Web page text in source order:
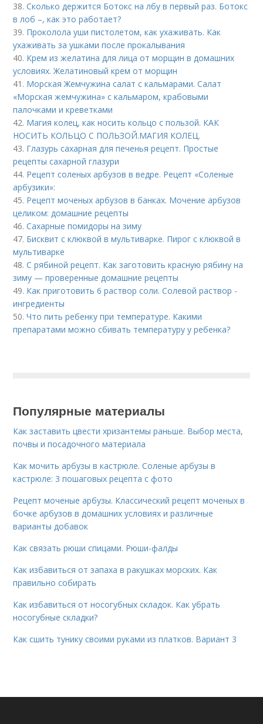
38.Сколько держится Ботокс на лбу в первый раз. Ботокс
в лоб –, как это работает?
39. Проколола уши пистолетом, как ухаживать. Как
ухаживать за ушками после прокалывания
40. Крем из желатина для лица от морщин в домашних
условиях. Желатиновый крем от морщин
41. Морская Жемчужина салат с кальмарами. Салат
«Морская жемчужина» с кальмаром, крабовыми
палочками и креветками
42. Магия колец, как носить кольцо с пользой. КАК
НОСИТЬ КОЛЬЦО С ПОЛЬЗОЙ.МАГИЯ КОЛЕЦ.
43. Глазурь сахарная для печенья рецепт. Простые
рецепты сахарной глазури
44. Рецепт соленых арбузов в ведре. Рецепт «Соленые
арбузики»:
45. Рецепт моченых арбузов в банках. Мочение арбузов
целиком: домашние рецепты
46.Сахарные помидоры на зиму
47. Бисквит с клюквой в мультиварке. Пирог с клюквой в
мультиварке
48.С рябиной рецепт. Как заготовить красную рябину на
зиму — проверенные домашние рецепты
49. Как приготовить 6 раствор соли. Солевой раствор -
ингредиенты
50.Что пить ребенку при температуре. Какими
препаратами можно сбивать температуру у ребенка?
Популярные материалы
Как заставить цвести хризантемы раньше. Выбор места,
почвы и посадочного материала
Как мочить арбузы в кастрюле. Соленые арбузы в
кастрюле: 3 пошаговых рецепта с фото
Рецепт моченые арбузы. Классический рецепт моченых в
бочке арбузов в домашних условиях и различные
варианты добавок
Как связать рюши спицами. Рюши-фалды
Как избавиться от запаха в ракушках морских. Как
правильно собирать
Как избавиться от носогубных складок. Как убрать
носогубные складки?
Как сшить тунику своими руками из платков. Вариант 3